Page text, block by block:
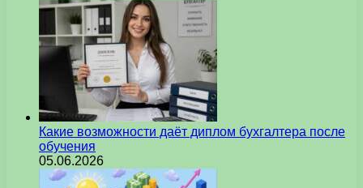
Какие возможности даёт диплом бухгалтера после
обучения
05.06.2026